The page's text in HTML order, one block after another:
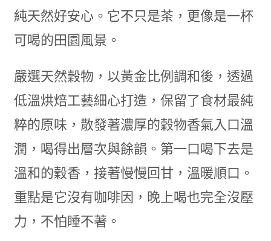
純天然好安心。它不只是茶，更像是一杯
可喝的田園風景。
嚴選天然穀物，以黃金比例調和後，透過
低溫烘焙工藝細心打造，保留了食材最純
粹的原味，散發著濃厚的穀物香氣入口溫
潤，喝得出層次與餘韻。第一口喝下去是
溫和的穀香，接著慢慢回甘，溫暖順口。
重點是它沒有咖啡因，晚上喝也完全沒壓
力，不怕睡不著。